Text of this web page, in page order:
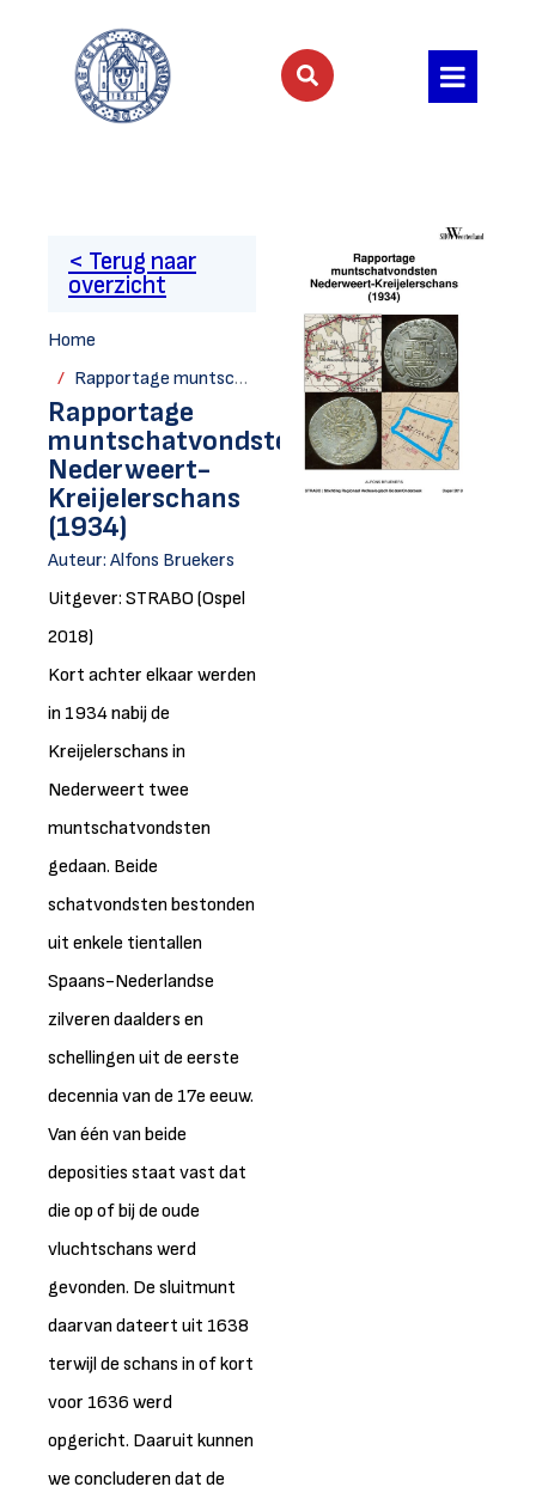
< Terug naar
overzicht
Home
Rapportage muntschatvondsten Nederweert-Kreijelerschans (1934)
Rapportage
muntschatvondsten
Nederweert-
Kreijelerschans
(1934)
Auteur: Alfons Bruekers
Uitgever: STRABO (Ospel
2018)
Kort achter elkaar werden
in 1934 nabij de
Kreijelerschans in
Nederweert twee
muntschatvondsten
gedaan. Beide
schatvondsten bestonden
uit enkele tientallen
Spaans-Nederlandse
zilveren daalders en
schellingen uit de eerste
decennia van de 17e eeuw.
Van één van beide
deposities staat vast dat
die op of bij de oude
vluchtschans werd
gevonden. De sluitmunt
daarvan dateert uit 1638
terwijl de schans in of kort
voor 1636 werd
opgericht. Daaruit kunnen
we concluderen dat de